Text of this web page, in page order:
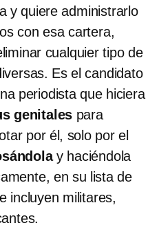
y quiere administrarlo
con esa cartera,
cualquier tipo de
Es el candidato
periodista que hiciera
genitales para
por él, solo por el
y haciéndola
en su lista de
incluyen militares,